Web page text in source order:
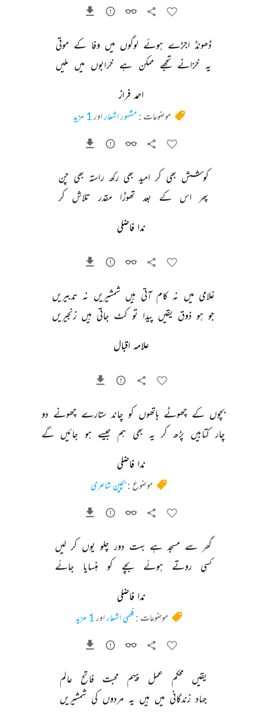
ڈھونڈ اجڑے ہوئے لوگوں میں وفا کے موتی
یہ خزانے تجھے ممکن ہے خرابوں میں ملیں
احمد فراز
موضوعات :مشہور اشعاراور1 مزید
کوشش بھی کر امید بھی رکھ راستہ بھی چن
پھر
اس کے بعد تھوڑا مقدر تلاش کر
ندا فاضلی
غلامی میں نہ کام آتی ہیں شمشیریں نہ تدبیریں
جو ہو ذوق یقیں پیدا تو کٹ جاتی ہیں زنجیریں
علامہ اقبال
بچوں کے چھوٹے ہاتھوں کو چاند ستارے چھونے دو
چار کتابیں پڑھ کر یہ بھی ہم جیسے ہو جائیں گے
ندا فاضلی
موضوع :بچپن شاعری
گھر سے مسجد ہے بہت دور چلو یوں کر لیں
کسی
روتے ہوئے بچے کو ہنسایا جائے
ندا فاضلی
موضوعات :فلمی اشعاراور1 مزید
یقیں محکم عمل پیہم محبت فاتح
عالم
جہاد زندگانی میں ہیں یہ مردوں کی شمشیریں